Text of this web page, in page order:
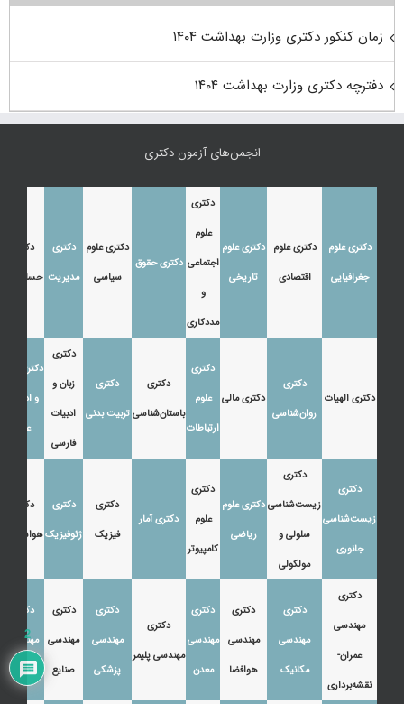
زمان کنکور دکتری وزارت بهداشت ۱۴۰۴
دفترچه دکتری وزارت بهداشت ۱۴۰۴
انجمن‌های آزمون دکتری
دکتری علوم
جغرافیایی
دکتری علوم
اقتصادی
دکتری علوم
تاریخی
دکتری
علوم
اجتماعی
و
مددکاری
دکتری حقوق
دکتری علوم
سیاسی
دکتری
مدیریت
دکتری
حسابداری
دکتری الهیات
دکتری
روان‌شناسی
دکتری مالی
دکتری
علوم
ارتباطات
دکتری
باستان‌شناسی
دکتری
تربیت بدنی
دکتری
زبان و
ادبیات
فارسی
دکتری زبان
و ادبیات
عرب
دکتری
زیست‌شناسی
جانوری
دکتری
زیست‌شناسی
سلولی و
مولکولی
دکتری علوم
ریاضی
دکتری
علوم
کامپیوتر
دکتری آمار
دکتری
فیزیک
دکتری
ژئوفیزیک
دکتری
هواشناسی
دکتری
مهندسی
عمران-
نقشه‌برداری
دکتری
مهندسی
مکانیک
دکتری
مهندسی
هوافضا
دکتری
مهندسی
معدن
دکتری
مهندسی پلیمر
دکتری
مهندسی
پزشکی
دکتری
مهندسی
صنایع
دکتری
مهندسی
نفت
2